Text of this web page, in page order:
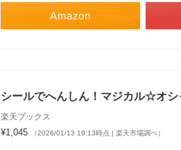
Amazon
シールでへんしん！マジカル☆オ
楽天ブックス
¥1,045 （2026/01/13 19:13時点 | 楽天市場調べ）